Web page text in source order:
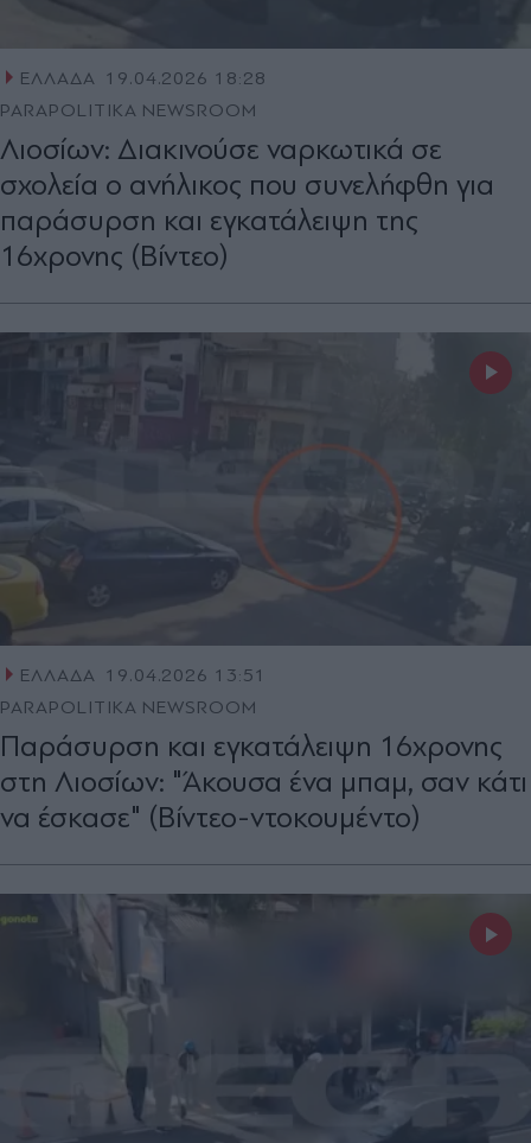
ΕΛΛΑΔΑ
19.04.2026 18:28
PARAPOLITIKA NEWSROOM
Λιοσίων: Διακινούσε ναρκωτικά σε
σχολεία ο ανήλικος που συνελήφθη για
παράσυρση και εγκατάλειψη της
16χρονης (Βίντεο)
ΕΛΛΑΔΑ 19.04.2026 13:51
PARAPOLITIKA NEWSROOM
Παράσυρση και εγκατάλειψη 16χρονης
στη Λιοσίων: "Άκουσα ένα μπαμ, σαν κάτι
να έσκασε" (Βίντεο-ντοκουμέντο)